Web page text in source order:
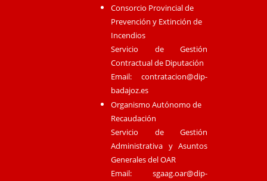
Consorcio Provincial de
Prevención y Extinción de
Incendios
Servicio de Gestión
Contractual de Diputación
Email:contratacion@dip-
badajoz.es
Organismo Autónomo de
Recaudación
Servicio de Gestión
Administrativa y Asuntos
Generales del OAR
Email:sgaag.oar@dip-